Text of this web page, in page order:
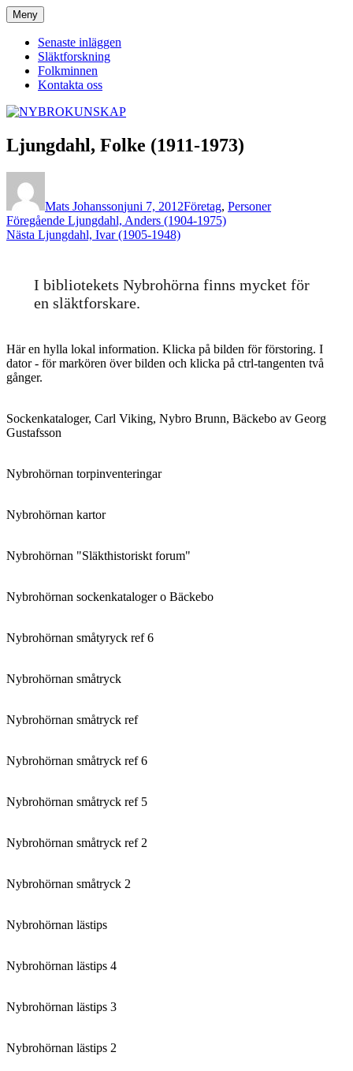
Hoppa
till
innehåll
NYBROKUNSKAP
Meny
Senaste inläggen
Släktforskning
Folkminnen
Kontakta oss
Ljungdahl, Folke (1911-1973)
Mats Johanssonjuni 7, 2012Företag, Personer
Inläggsnavigering
Föregående Föregående
inlägg:
Ljungdahl, Anders (1904-1975)
Nästa Nästa
Ljungdahl, Ivar (1905-1948)
I bibliotekets Nybrohörna finns mycket för
en släktforskare.
Här en hylla lokal information. Klicka på bilden för förstoring. I
dator - för markören över bilden och klicka på ctrl-tangenten två
gånger.
Sockenkataloger, Carl Viking, Nybro Brunn, Bäckebo av Georg
Gustafsson
Nybrohörnan torpinventeringar
Nybrohörnan kartor
Nybrohörnan "Släkthistoriskt forum"
Nybrohörnan sockenkataloger o Bäckebo
Nybrohörnan småtyryck ref 6
Nybrohörnan småtryck
Nybrohörnan småtryck ref
Nybrohörnan småtryck ref 6
Nybrohörnan småtryck ref 5
Nybrohörnan småtryck ref 2
Nybrohörnan småtryck 2
Nybrohörnan lästips
Nybrohörnan lästips 4
Nybrohörnan lästips 3
Nybrohörnan lästips 2